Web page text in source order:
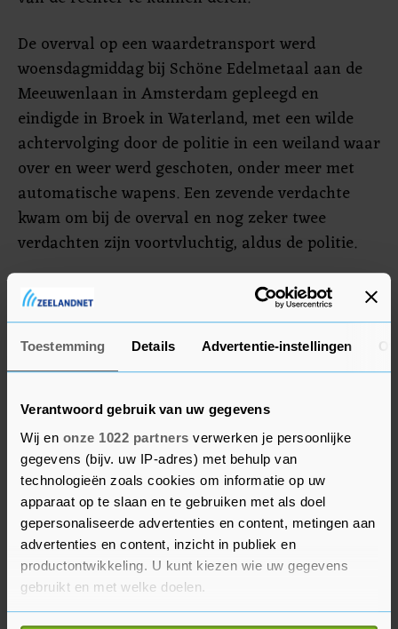
Toestemming Details Advertentie-instellingen
Verantwoord gebruik van uw gegevens
Wij en onze 1022 partners verwerken je persoonlijke
gegevens (bijv. uw IP-adres) met behulp van
technologieën zoals cookies om informatie op uw
apparaat op te slaan en te gebruiken met als doel
gepersonaliseerde advertenties en content, metingen aan
advertenties en content, inzicht in publiek en
productontwikkeling. U kunt kiezen wie uw gegevens
gebruikt en met welke doelen.
De overval op een waardetransport werd
woensdagmiddag bij Schöne Edelmetaal aan de
Meeuwenlaan in Amsterdam gepleegd en
eindigde in Broek in Waterland, met een wilde
achtervolging door de politie in een weiland waar
over en weer werd geschoten, onder meer met
automatische wapens. Een zevende verdachte
kwam om bij de overval en nog zeker twee
verdachten zijn voortvluchtig, aldus de politie.
Wat de precieze waarde was van het transport
moet nog uit onderzoek blijken. Verschillende
media meldden al dat de edelmetalen een
waarde zouden hebben van 50 miljoen euro.